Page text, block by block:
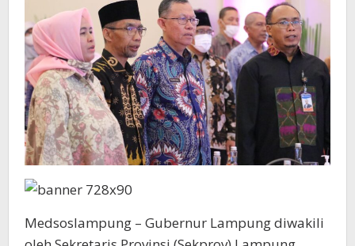
Medsoslampung – Gubernur Lampung diwakili